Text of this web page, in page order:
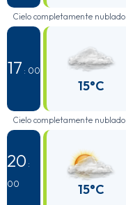
Cielo completamente nublado
17 : 00
15°C
Cielo completamente nublado
20 :
00
15°C